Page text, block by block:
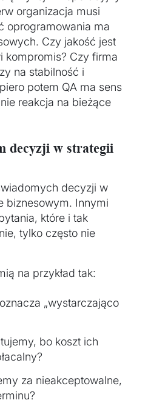
organizacja musi
oprogramowania ma
Czy jakość jest
kompromis? Czy firma
na stabilność i
potem QA ma sens
reakcja na bieżące
decyzji w strategii
decyzji w
biznesowym. Innymi
które i tak
tylko często nie
na przykład tak:
„wystarczająco
bo koszt ich
za nieakceptowalne,